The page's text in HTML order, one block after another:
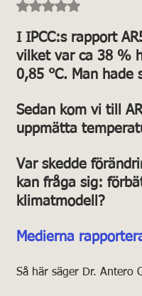
Betygsatt till NaN
I IPCC:s rapport
vilket var ca 38 %
0,85 °C. Man
Sedan kom vi till
uppmätta
Var skedde
kan fråga sig:
klimatmodell?
Medierna
Så här säger Dr. Antero